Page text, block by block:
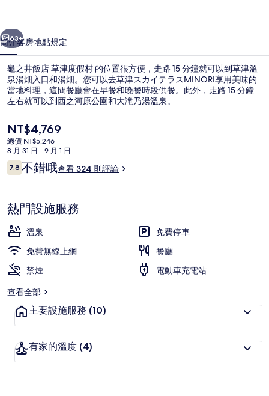
度
假
村
的
片
集
個 下一個
63+
簡介客房地點規定
龜之井飯店 草津度假村 的位置很方便，走路 15 分鐘就可以到草津溫
泉湯畑入口和湯畑。您可以去草津スカイテラスMINORI享用美味的
當地料理，這間餐廳會在早餐和晚餐時段供餐。此外，走路 15 分鐘
左右就可以到西之河原公園和大滝乃湯溫泉。
目
前
的
價
格
NT$4,769
總價 NT$5,246
8 月 31 日 - 9 月 1 日
評
論
7.87.8 分，滿分 10 分，
不錯哦查看 324 則評論
熱門設施服務
溫泉
免費停車
免費無線上網
餐廳
禁煙
電動車充電站
查看全部
主要設施服務 (10)
有家的溫度 (4)